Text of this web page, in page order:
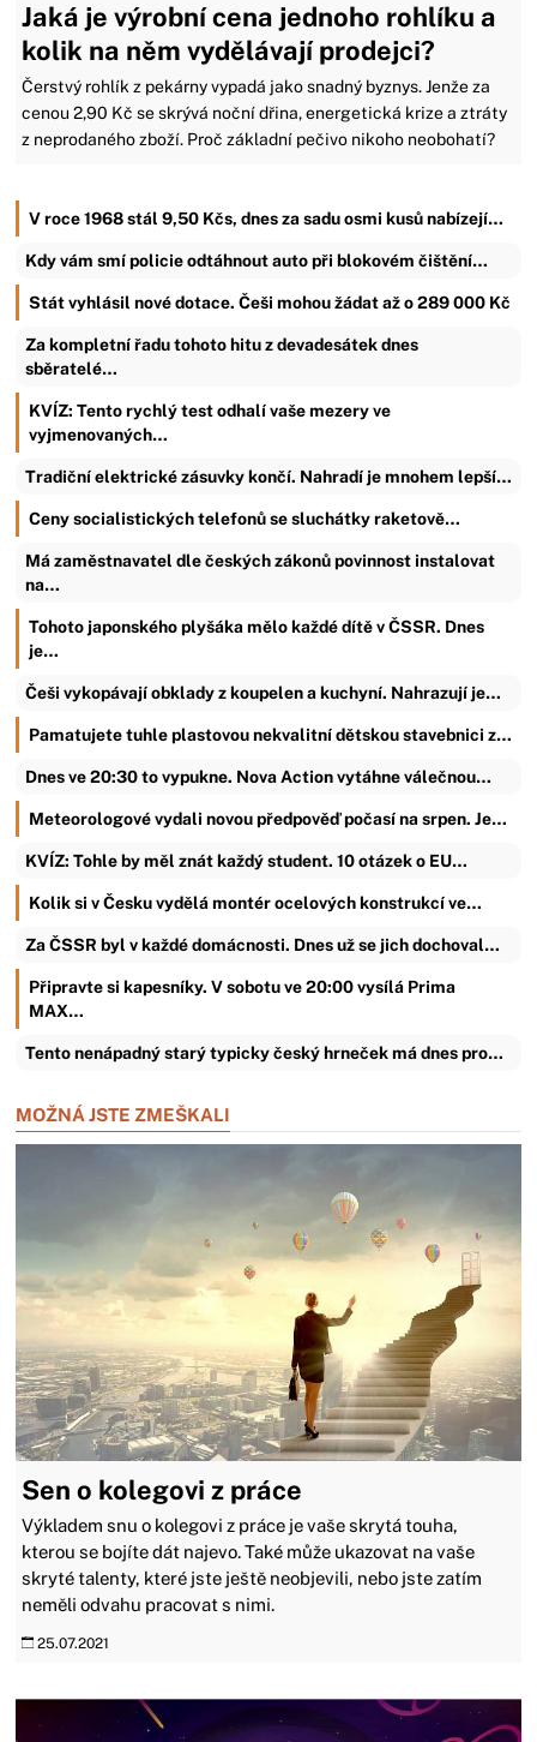
Jaká je výrobní cena jednoho rohlíku a
kolik na něm vydělávají prodejci?
Čerstvý rohlík z pekárny vypadá jako snadný byznys. Jenže za
cenou 2,90 Kč se skrývá noční dřina, energetická krize a ztráty
z neprodaného zboží. Proč základní pečivo nikoho neobohatí?
V roce 1968 stál 9,50 Kčs, dnes za sadu osmi kusů nabízejí…
Kdy vám smí policie odtáhnout auto při blokovém čištění…
Stát vyhlásil nové dotace. Češi mohou žádat až o 289 000 Kč
Za kompletní řadu tohoto hitu z devadesátek dnes
sběratelé…
KVÍZ: Tento rychlý test odhalí vaše mezery ve
vyjmenovaných…
Tradiční elektrické zásuvky končí. Nahradí je mnohem lepší…
Ceny socialistických telefonů se sluchátky raketově…
Má zaměstnavatel dle českých zákonů povinnost instalovat
na…
Tohoto japonského plyšáka mělo každé dítě v ČSSR. Dnes
je…
Češi vykopávají obklady z koupelen a kuchyní. Nahrazují je…
Pamatujete tuhle plastovou nekvalitní dětskou stavebnici z…
Dnes ve 20:30 to vypukne. Nova Action vytáhne válečnou…
Meteorologové vydali novou předpověď počasí na srpen. Je…
KVÍZ: Tohle by měl znát každý student. 10 otázek o EU…
Kolik si v Česku vydělá montér ocelových konstrukcí ve…
Za ČSSR byl v každé domácnosti. Dnes už se jich dochoval…
Připravte si kapesníky. V sobotu ve 20:00 vysílá Prima
MAX…
Tento nenápadný starý typicky český hrneček má dnes pro…
MOŽNÁ JSTE ZMEŠKALI
Sen o kolegovi z práce
Výkladem snu o kolegovi z práce je vaše skrytá touha,
kterou se bojíte dát najevo. Také může ukazovat na vaše
skryté talenty, které jste ještě neobjevili, nebo jste zatím
neměli odvahu pracovat s nimi.
25.07.2021